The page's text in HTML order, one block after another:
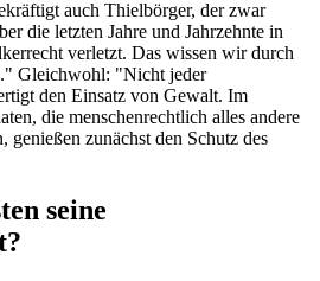
auch Thielbörger, der zwar
die letzten Jahre und Jahrzehnte in
verletzt. Das wissen wir durch
Gleichwohl: "Nicht jeder
den Einsatz von Gewalt. Im
die menschenrechtlich alles andere
genießen zunächst den Schutz des
seine